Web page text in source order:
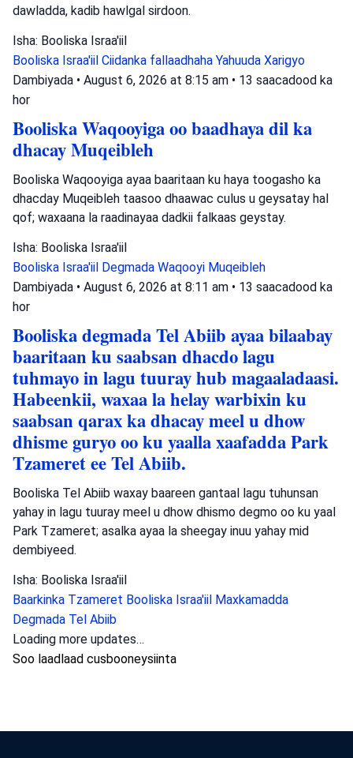
dawladda, kadib hawlgal sirdoon.
Isha: Booliska Israa'iil
Booliska Israa'iil Ciidanka fallaadhaha Yahuuda Xarigyo
Dambiyada • August 6, 2026 at 8:15 am • 13 saacadood ka
hor
Booliska Waqooyiga oo baadhaya dil ka
dhacay Muqeibleh
Booliska Waqooyiga ayaa baaritaan ku haya toogasho ka
dhacday Muqeibleh taasoo dhaawac culus u geysatay hal
qof; waxaana la raadinayaa dadkii falkaas geystay.
Isha: Booliska Israa'iil
Booliska Israa'iil Degmada Waqooyi Muqeibleh
Dambiyada • August 6, 2026 at 8:11 am • 13 saacadood ka
hor
Booliska degmada Tel Abiib ayaa bilaabay
baaritaan ku saabsan dhacdo lagu
tuhmayo in lagu tuuray hub magaaladaasi.
Habeenkii, waxaa la helay warbixin ku
saabsan qarax ka dhacay meel u dhow
dhisme guryo oo ku yaalla xaafadda Park
Tzameret ee Tel Abiib.
Booliska Tel Abiib waxay baareen gantaal lagu tuhunsan
yahay in lagu tuuray meel u dhow dhismo degmo oo ku yaal
Park Tzameret; asalka ayaa la sheegay inuu yahay mid
dembiyeed.
Isha: Booliska Israa'iil
Baarkinka Tzameret Booliska Israa'iil Maxkamadda
Degmada Tel Abiib
Loading more updates…
Soo laadlaad cusbooneysiinta